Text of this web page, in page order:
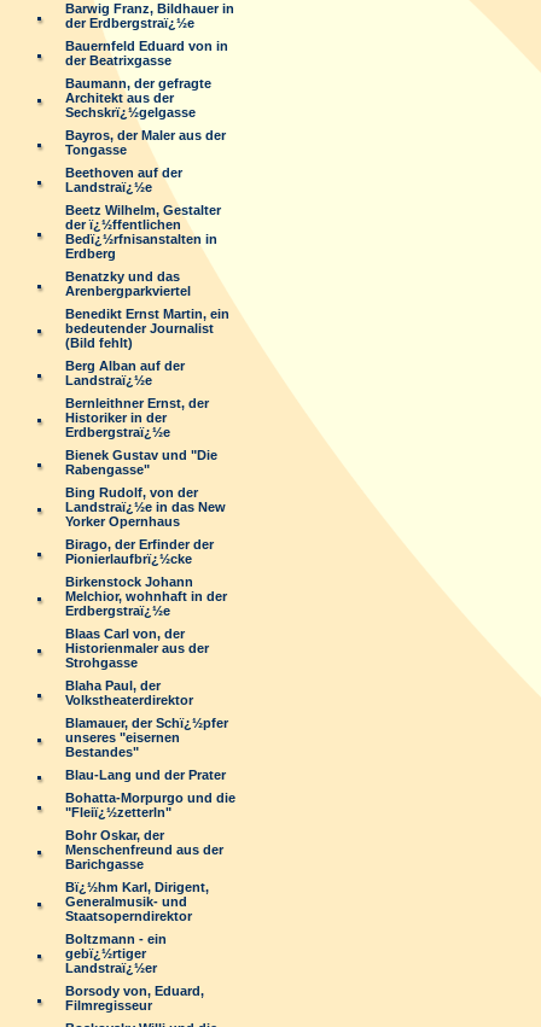
Barwig Franz, Bildhauer in
der Erdbergstraï¿½e
Bauernfeld Eduard von in
der Beatrixgasse
Baumann, der gefragte
Architekt aus der
Sechskrï¿½gelgasse
Bayros, der Maler aus der
Tongasse
Beethoven auf der
Landstraï¿½e
Beetz Wilhelm, Gestalter
der ï¿½ffentlichen
Bedï¿½rfnisanstalten in
Erdberg
Benatzky und das
Arenbergparkviertel
Benedikt Ernst Martin, ein
bedeutender Journalist
(Bild fehlt)
Berg Alban auf der
Landstraï¿½e
Bernleithner Ernst, der
Historiker in der
Erdbergstraï¿½e
Bienek Gustav und "Die
Rabengasse"
Bing Rudolf, von der
Landstraï¿½e in das New
Yorker Opernhaus
Birago, der Erfinder der
Pionierlaufbrï¿½cke
Birkenstock Johann
Melchior, wohnhaft in der
Erdbergstraï¿½e
Blaas Carl von, der
Historienmaler aus der
Strohgasse
Blaha Paul, der
Volkstheaterdirektor
Blamauer, der Schï¿½pfer
unseres "eisernen
Bestandes"
Blau-Lang und der Prater
Bohatta-Morpurgo und die
"Fleiï¿½zetterln"
Bohr Oskar, der
Menschenfreund aus der
Barichgasse
Bï¿½hm Karl, Dirigent,
Generalmusik- und
Staatsoperndirektor
Boltzmann - ein
gebï¿½rtiger
Landstraï¿½er
Borsody von, Eduard,
Filmregisseur